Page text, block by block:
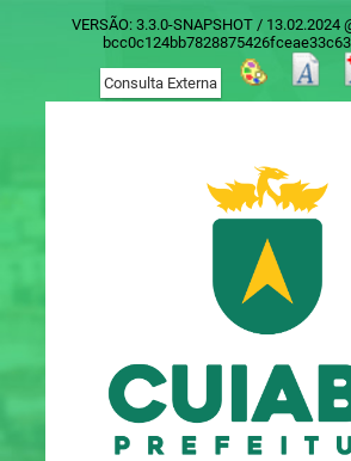
VERSÃO: 3.3.0-SNAPSHOT / 13.02.2024